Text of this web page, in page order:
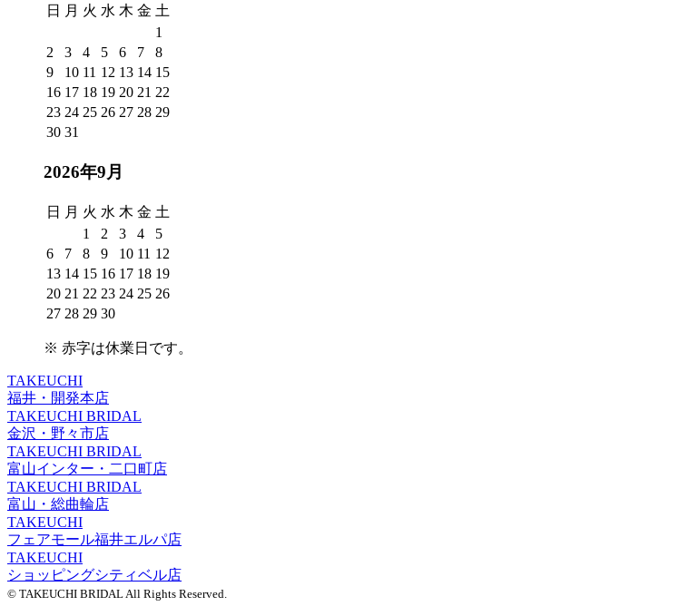
日 月 火 水 木 金 土
1
2
3 4 5 6 7
8
9
10 11 12 13 14 15
16 17 18 19 20 21 22
23 24 25 26 27 28 29
30 31
2026年9月
日 月 火 水 木 金 土
1
2 3 4
5
6
7 8 9 10 11 12
13 14 15 16 17 18 19
20 21 22 23 24 25 26
27 28 29 30
※ 赤字は休業日 です。
TAKEUCHI
福井・開発本店
TAKEUCHI BRIDAL
金沢・野々市店
TAKEUCHI BRIDAL
富山インター・二口町店
TAKEUCHI BRIDAL
富山・総曲輪店
TAKEUCHI
フェアモール福井エルパ店
TAKEUCHI
ショッピングシティベル店
© TAKEUCHI BRIDAL All Rights Reserved.